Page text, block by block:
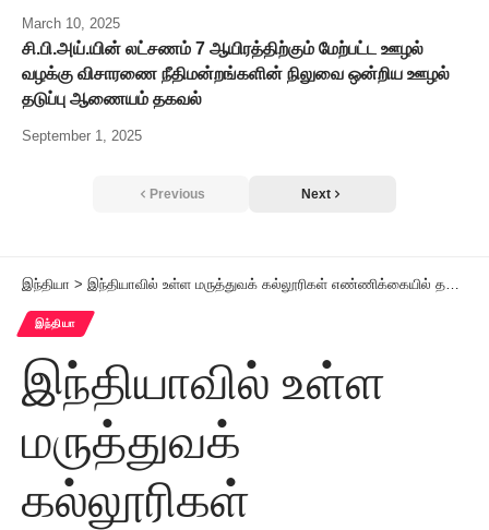
March 10, 2025
சி.பி.அய்.யின் லட்சணம் 7 ஆயிரத்திற்கும் மேற்பட்ட ஊழல்
வழக்கு விசாரணை நீதிமன்றங்களின் நிலுவை ஒன்றிய ஊழல்
தடுப்பு ஆணையம் தகவல்
September 1, 2025
Previous Next
இந்தியா > இந்தியாவில் உள்ள மருத்துவக் கல்லூரிகள் எண்ணிக்கையில் தமிழ்நாடு முதலிடம் ஒன்றிய அரசு தகவல்
இந்தியா
இந்தியாவில் உள்ள
மருத்துவக்
கல்லூரிகள்